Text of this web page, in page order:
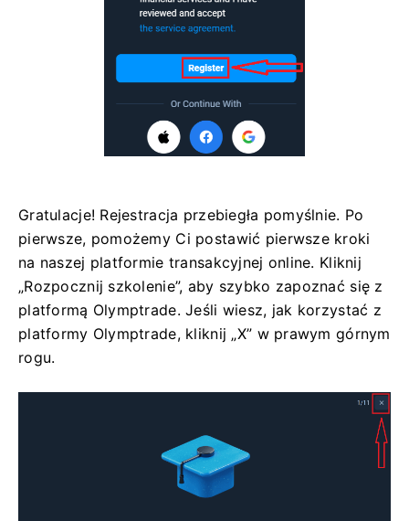
Gratulacje! Rejestracja przebiegła pomyślnie. Po
pierwsze, pomożemy Ci postawić pierwsze kroki
na naszej platformie transakcyjnej online. Kliknij
„Rozpocznij szkolenie”, aby szybko zapoznać się z
platformą Olymptrade. Jeśli wiesz, jak korzystać z
platformy Olymptrade, kliknij „X” w prawym górnym
rogu.